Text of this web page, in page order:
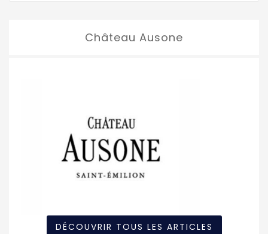
Château Ausone
DÉCOUVRIR TOUS LES ARTICLES